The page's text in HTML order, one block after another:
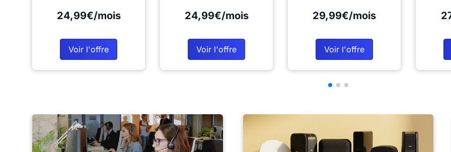
24,99€/mois
Voir l'offre
24,99€/mois
Voir l'offre
29,99€/mois
Voir l'offre